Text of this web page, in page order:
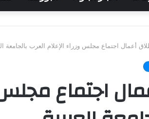
أعمال اجتماع مجلس وزراء الإعلام العرب بالجامعة
اجتماع مجلس